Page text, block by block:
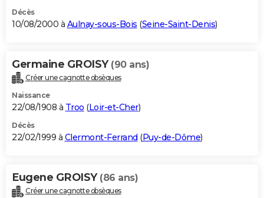
Décès
10/08/2000 à Aulnay-sous-Bois (Seine-Saint-Denis)
Germaine GROISY (90 ans)
Créer une cagnotte obsèques
Naissance
22/08/1908 à Troo (Loir-et-Cher)
Décès
22/02/1999 à Clermont-Ferrand (Puy-de-Dôme)
Eugene GROISY (86 ans)
Créer une cagnotte obsèques